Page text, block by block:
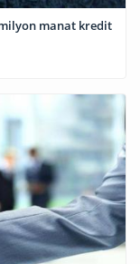
milyon manat kredit